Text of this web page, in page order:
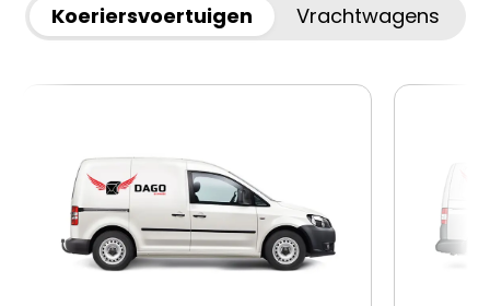
Koeriersvoertuigen Vrachtwagens